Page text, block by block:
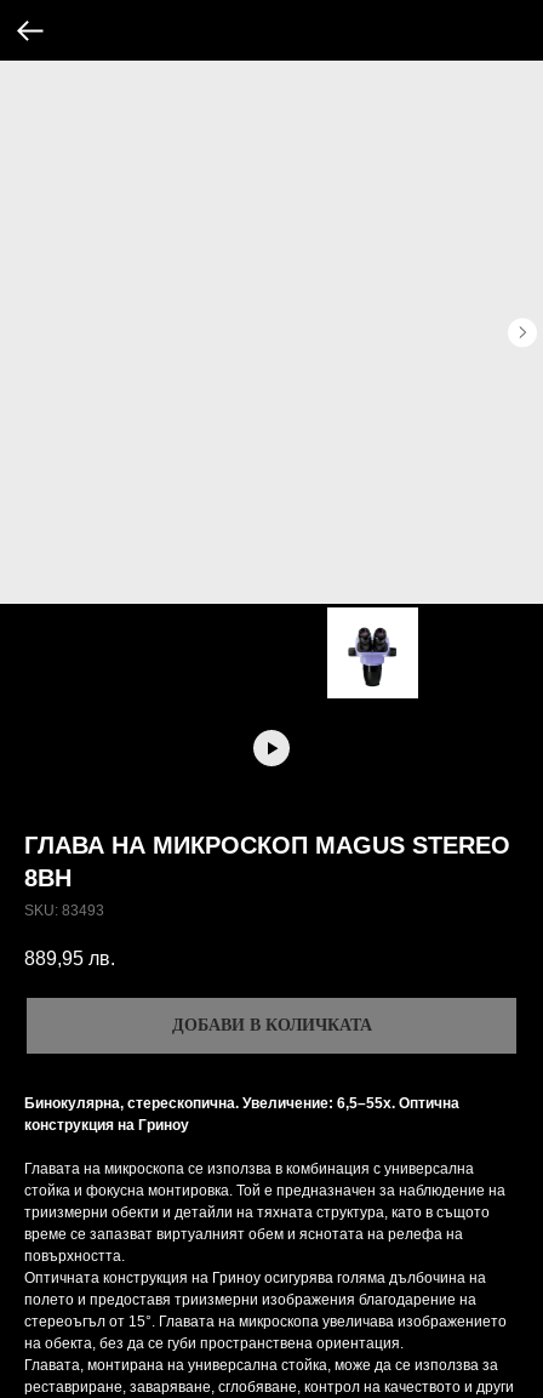
ГЛАВА НА МИКРОСКОП MAGUS STEREO
8BH
SKU: 83493
889,95 лв.
ДОБАВИ В КОЛИЧКАТА
Бинокулярна, стерескопична. Увеличение: 6,5–55x. Оптична
конструкция на Гриноу
Главата на микроскопа се използва в комбинация с универсална
стойка и фокусна монтировка. Той е предназначен за наблюдение на
триизмерни обекти и детайли на тяхната структура, като в същото
време се запазват виртуалният обем и яснотата на релефа на
повърхността.
Оптичната конструкция на Гриноу осигурява голяма дълбочина на
полето и предоставя триизмерни изображения благодарение на
стереоъгъл от 15°. Главата на микроскопа увеличава изображението
на обекта, без да се губи пространствена ориентация.
Главата, монтирана на универсална стойка, може да се използва за
реставриране, заваряване, сглобяване, контрол на качеството и други